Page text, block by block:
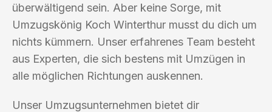
überwältigend sein. Aber keine Sorge, mit
Umzugskönig Koch Winterthur musst du dich um
nichts kümmern. Unser erfahrenes Team besteht
aus Experten, die sich bestens mit Umzügen in
alle möglichen Richtungen auskennen.
Unser Umzugsunternehmen bietet dir